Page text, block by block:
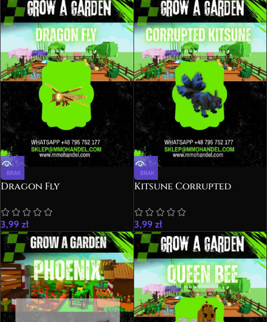
BRAK
Dragon Fly
3,99 zł
BRAK
Kitsune Corrupted
3,99 zł